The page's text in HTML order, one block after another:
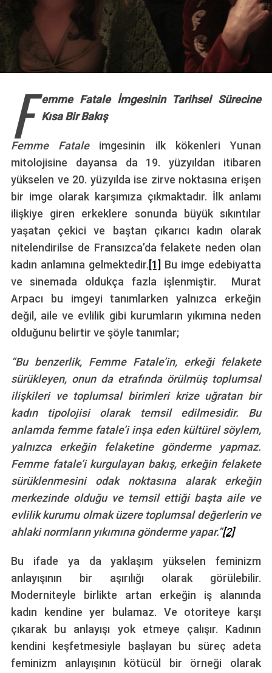
F
emme Fatale İmgesinin Tarihsel Sürecine
Kısa Bir Bakış
Femme Fataleimgesinin ilk kökenleri Yunan
mitolojisine dayansa da 19. yüzyıldan itibaren
yükselen ve 20. yüzyılda ise zirve noktasına erişen
bir imge olarak karşımıza çıkmaktadır. İlk anlamı
ilişkiye giren erkeklere sonunda büyük sıkıntılar
yaşatan çekici ve baştan çıkarıcı kadın olarak
nitelendirilse de Fransızca’da felakete neden olan
kadın anlamına gelmektedir.[1] Bu imge edebiyatta
ve sinemada oldukça fazla işlenmiştir. Murat
Arpacı bu imgeyi tanımlarken yalnızca erkeğin
değil, aile ve evlilik gibi kurumların yıkımına neden
olduğunu belirtir ve şöyle tanımlar;
“Bu benzerlik, Femme Fatale’in, erkeği felakete
sürükleyen, onun da etrafında örülmüş toplumsal
ilişkileri ve toplumsal birimleri krize uğratan bir
kadın tipolojisi olarak temsil edilmesidir. Bu
anlamda femme fatale’i inşa eden kültürel söylem,
yalnızca erkeğin felaketine gönderme yapmaz.
Femme fatale’i kurgulayan bakış, erkeğin felakete
sürüklenmesini odak noktasına alarak erkeğin
merkezinde olduğu ve temsil ettiği başta aile ve
evlilik kurumu olmak üzere toplumsal değerlerin ve
ahlaki normların yıkımına gönderme yapar.”[2]
Bu ifade ya da yaklaşım yükselen feminizm
anlayışının bir aşırılığı olarak görülebilir.
Moderniteyle birlikte artan erkeğin iş alanında
kadın kendine yer bulamaz. Ve otoriteye karşı
çıkarak bu anlayışı yok etmeye çalışır. Kadının
kendini keşfetmesiyle başlayan bu süreç adeta
feminizm anlayışının kötücül bir örneği olarak